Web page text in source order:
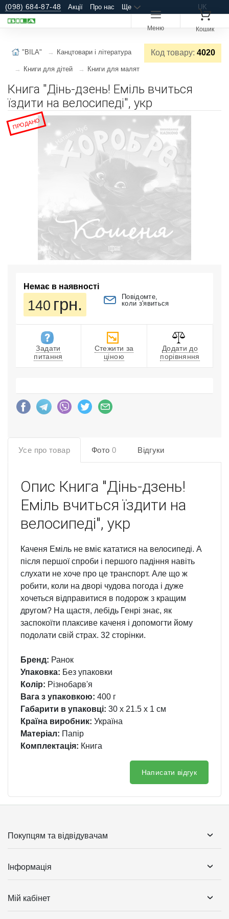
(098) 684-87-48 Акції Про нас Ще UK
Меню Кошик
Код товару: 4020
"BILA" Канцтовари і література
Книги для дітей Книги для малят
Книга "Дінь-дзень! Еміль вчиться
їздити на велосипеді", укр
ПРОДАНО
Немає в наявності
140 грн.
Повідомте,
коли з'явиться
Задати
питання
Стежити за
ціною
Додати до
порівняння
Усе про товар Фото 0 Відгуки
Опис Книга "Дінь-дзень!
Еміль вчиться їздити на
велосипеді", укр
Каченя Еміль не вміє кататися на велосипеді. А
після першої спроби і першого падіння навіть
слухати не хоче про це транспорт. Але що ж
робити, коли на дворі чудова погода і дуже
хочеться відправитися в подорож з кращим
другом? На щастя, лебідь Генрі знає, як
заспокоїти плаксиве каченя і допомогти йому
подолати свій страх. 32 сторінки.
Бренд: Ранок
Упаковка: Без упаковки
Колір: Різнобарв'я
Вага з упаковкою: 400 г
Габарити в упаковці: 30 x 21.5 x 1 см
Країна виробник: Україна
Матеріал: Папір
Комплектація: Книга
Написати відгук
Покупцям та відвідувачам
Інформація
Мій кабінет